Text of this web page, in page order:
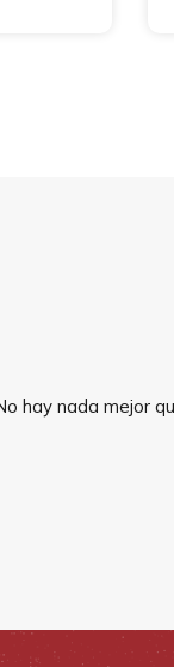
hay nada mejor